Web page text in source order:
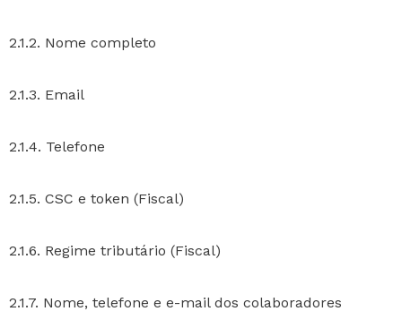
2.1.2. Nome completo
2.1.3. Email
2.1.4. Telefone
2.1.5. CSC e token (Fiscal)
2.1.6. Regime tributário (Fiscal)
2.1.7. Nome, telefone e e-mail dos colaboradores